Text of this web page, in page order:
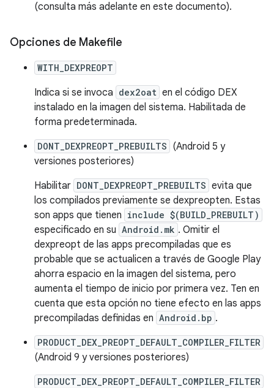
(consulta más adelante en este documento).
Opciones de Makefile
WITH_DEXPREOPT
Indica si se invoca dex2oat en el código DEX
instalado en la imagen del sistema. Habilitada de
forma predeterminada.
DONT_DEXPREOPT_PREBUILTS (Android 5 y
versiones posteriores)
Habilitar DONT_DEXPREOPT_PREBUILTS evita que
los compilados previamente se dexpreopten. Estas
son apps que tienen include $(BUILD_PREBUILT)
especificado en su Android.mk . Omitir el
dexpreopt de las apps precompiladas que es
probable que se actualicen a través de Google Play
ahorra espacio en la imagen del sistema, pero
aumenta el tiempo de inicio por primera vez. Ten en
cuenta que esta opción no tiene efecto en las apps
precompiladas definidas en Android.bp .
PRODUCT_DEX_PREOPT_DEFAULT_COMPILER_FILTER
(Android 9 y versiones posteriores)
PRODUCT_DEX_PREOPT_DEFAULT_COMPILER_FILTER